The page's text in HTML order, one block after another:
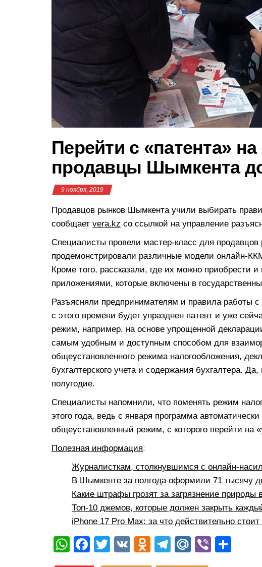
Перейти с «патента»
продавцы Шымкента
9 ноября, 2019
Продавцов рынков Шымкента учили выбирать
сообщает vera.kz со ссылкой на управление
Специалисты провели мастер-класс для
продемонстрировали различные модели онлайн-
Кроме того, рассказали, где их можно приобрести
приложениями, которые включены в
Разъясняли предпринимателям и правила работы
с этого времени будет упразднен патент и уже
режим, например, на основе упрощенной
самым удобным и доступным способом для
общеустановленного режима налогообложения,
бухгалтерского учета и содержания бухгалтера.
полугодие.
Специалисты напомнили, что поменять режим
этого года, ведь с января программа
общеустановленный режим, с которого перейти на
Полезная информация:
Журналисткам, столкнувшимся с онлайн-
В Шымкенте за полгода оформили 71 тысячу
Какие штрафы грозят за загрязнение природы
Топ-10 джемов, которые должен закрыть
iPhone 17 Pro Max: за что действительно
W F
T
V
O
T
M Vi